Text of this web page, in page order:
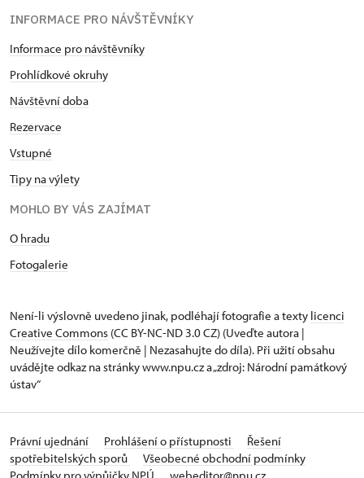
INFORMACE PRO NÁVŠTĚVNÍKY
Informace pro návštěvníky
Prohlídkové okruhy
Návštěvní doba
Rezervace
Vstupné
Tipy na výlety
MOHLO BY VÁS ZAJÍMAT
O hradu
Fotogalerie
Není-li výslovně uvedeno jinak, podléhají fotografie a texty licenci
Creative Commons (CC BY-NC-ND 3.0 CZ) (Uveďte autora |
Neužívejte dílo komerčně | Nezasahujte do díla). Při užití obsahu
uvádějte odkaz na stránky www.npu.cz a „zdroj: Národní památkový
ústav“
Právní ujednání Prohlášení o přístupnosti
Řešení
spotřebitelských sporů
Všeobecné obchodní podmínky